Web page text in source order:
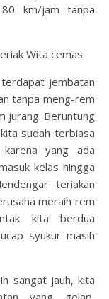
km/jam tanpa
Wita cemas
jembatan
tanpa meng-rem
jurang. Beruntung
sudah terbiasa
yang ada
kelas hingga
teriakan
meraih rem
kita berdua
syukur masih
sangat jauh, kita